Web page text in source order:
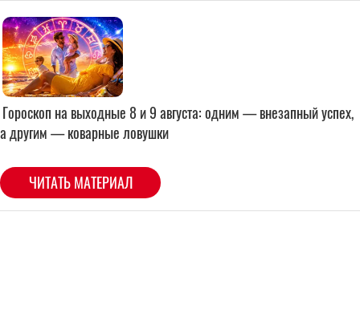
Гороскоп на выходные 8 и 9 августа: одним — внезапный успех,
а другим — коварные ловушки
ЧИТАТЬ МАТЕРИАЛ